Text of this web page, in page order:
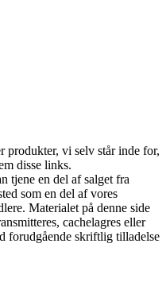
produkter, vi selv står inde for,
disse links.
tjene en del af salget fra
som en del af vores
Materialet på denne side
cachelagres eller
forudgående skriftlig tilladelse